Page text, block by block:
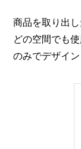
商品を取り出
どの空間でも
のみでデザイン